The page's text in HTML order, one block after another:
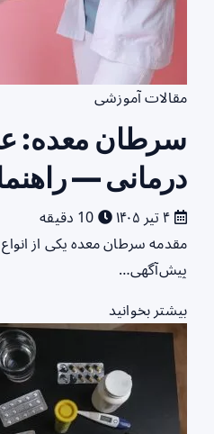
مقالات آموزشی
سرطان معده:
درمانی —
مقدمه سرطان معده یکی از
پیش‌آگهی…
بیشتر بخوانید